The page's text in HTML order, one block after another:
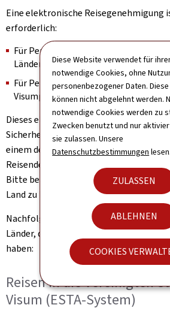
Diese Website verwendet für
notwendige Cookies, ohne
personenbezogener Daten.
können nicht abgelehnt werden.
notwendige Cookies werden zu
Zwecken benutzt und nur
sie zulassen. Unsere
Datenschutzbestimmungen lesen.
ZULASSEN
ABLEHNEN
COOKIES
Eine elektronische Reisegenehmigung
erforderlich:
Für Personen, die nicht Staatsbürger
Länder sind.
Für Personen, die aus einem Land
Visumpflicht für die betreffenden
Dieses elektronische Dokument ist eine
Sicherheitsmaßnahme, die es den
einem derartigen System ermöglicht,
Reisende vor ihrer Ankunft im
Bitte beachten Sie, dass die
Land zu Land unterschiedlich sein
Nachfolgend finden Sie eine nicht
Länder, die eine elektronische
haben:
Reisen in die Vereinigten
Visum (ESTA-System)